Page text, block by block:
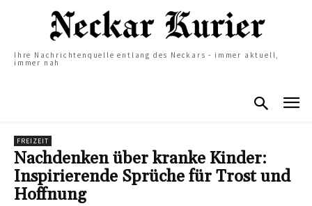
Ihre Nachrichtenquelle entlang des Neckars - immer aktuell,
immer nah
FREIZEIT
Nachdenken über kranke Kinder:
Inspirierende Sprüche für Trost und
Hoffnung